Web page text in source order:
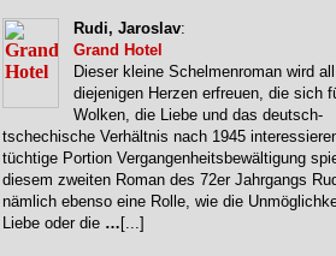
Rudi, Jaroslav:
Grand Hotel
Dieser kleine Schelmenroman wird all
diejenigen Herzen erfreuen, die sich
Wolken, die Liebe und das deutsch-
tschechische Verhältnis nach 1945
tüchtige Portion Vergangenheitsbewältigung
diesem zweiten Roman des 72er Jahrgangs
nämlich ebenso eine Rolle, wie die
Liebe oder die … [...]